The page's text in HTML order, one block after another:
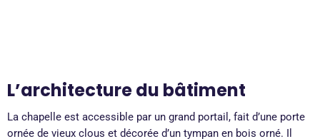
L’architecture du bâtiment
La chapelle est accessible par un grand portail, fait d’une porte
ornée de vieux clous et décorée d’un tympan en bois orné. Il